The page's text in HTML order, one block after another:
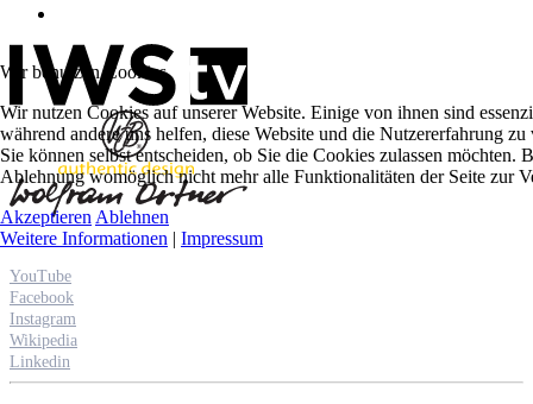
YouTube
Facebook
Instagram
Wikipedia
Linkedin
Wir benutzen Cookies
Wir nutzen Cookies auf unserer Website. Einige von ihnen sind
während andere uns helfen, diese Website und die Nutzererfahrung
Sie können selbst entscheiden, ob Sie die Cookies zulassen möchten.
Ablehnung womöglich nicht mehr alle Funktionalitäten der Seite zur
Akzeptieren Ablehnen
Weitere Informationen | Impressum